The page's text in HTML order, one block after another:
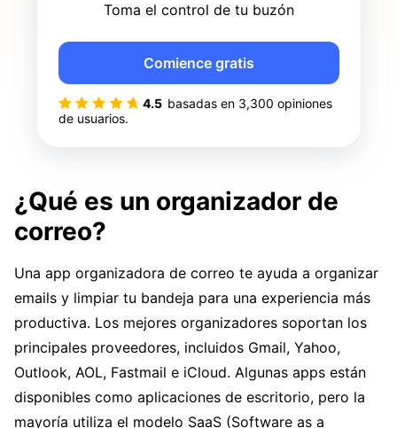
Toma el control de tu buzón
4.5 basadas en 3,300 opiniones
de usuarios.
Comience gratis
¿Qué es un organizador de
correo?
Una app organizadora de correo te ayuda a organizar
emails y limpiar tu bandeja para una experiencia más
productiva. Los mejores organizadores soportan los
principales proveedores, incluidos Gmail, Yahoo,
Outlook, AOL, Fastmail e iCloud. Algunas apps están
disponibles como aplicaciones de escritorio, pero la
mayoría utiliza el modelo SaaS (Software as a